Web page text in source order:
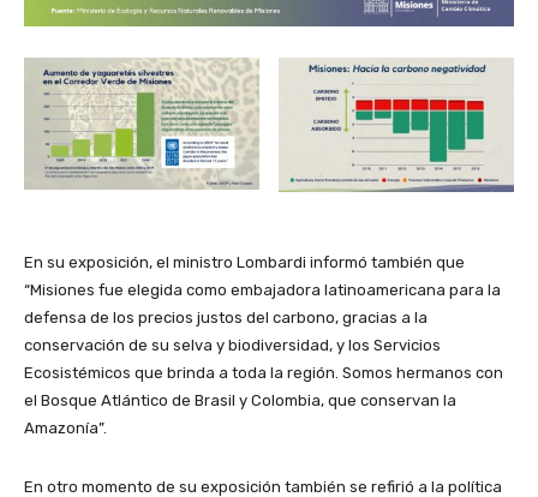
⁣En su exposición, el ministro Lombardi informó también que
“Misiones fue elegida como embajadora latinoamericana para la
defensa de los precios justos del carbono, gracias a la
conservación de su selva y biodiversidad, y los Servicios
Ecosistémicos que brinda a toda la región. Somos hermanos con
el Bosque Atlántico de Brasil y Colombia, que conservan la
Amazonía”.
⁣En otro momento de su exposición también se refirió a la política